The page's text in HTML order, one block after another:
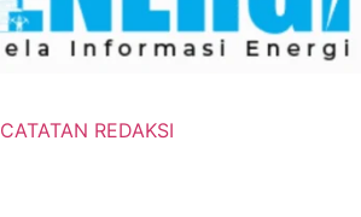
CATATAN REDAKSI